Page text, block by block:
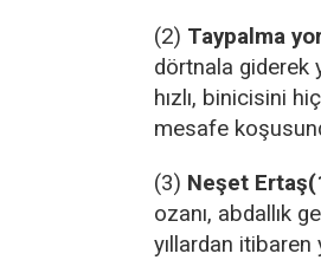
(2) Taypalma
dörtnala giderek
hızlı, binicisini
mesafe
(3) Neşet
ozanı, abdallık
yıllardan itibaren